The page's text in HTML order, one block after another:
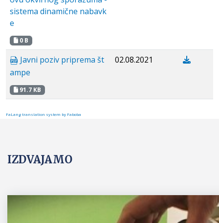
sistema dinamične nabavk
e
0 B
Javni poziv priprema št
ampe
91.7 KB
02.08.2021
FaLang translation system by Faboba
IZDVAJAMO